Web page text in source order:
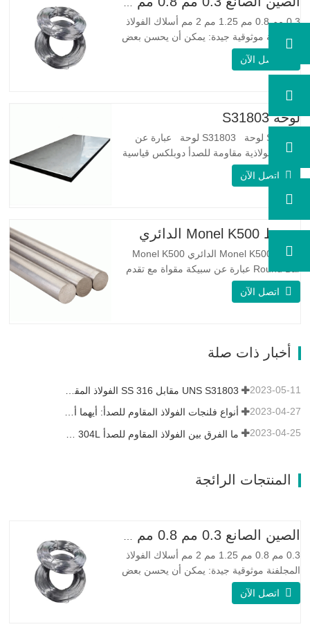
0.3 مم 0.8 مم 1.25 مم 2 مم أسلاك الفولاذ
المجلفنة موثوقية جيدة: يمكن أن يحسن بعض
العقد والنتوءات والصدأ على الأسلاك الفولاذية
مرونة جيدة: صلابة الفولاذ المجلفن جيدة جدًا،
مواصفة اسم المنتج الأسلاك المجلفنة…
اتصل الآن
لوحة S31803
S31803 لوحة S31803 لوحة عبارة عن
سبيكة فولاذية مقاومة للصدأ دوبلكس قياسية
على الوجهين. لديها بنية مجهرية من
من 34 مما يشير إلى أن مقاومة…
اتصل الآن
شريط Monel K500 الدائري
شريط Monel K500 الدائري Monel K500
Round Bar عبارة عن سبيكة مقواة مع تقدم
العمر ، ويتكون تركيبتها الأساسية من عناصر
مثل النيكل والنحاس. الذي يجمع بين مقاومة
خصائص مقاومة ممتازة للتآكل. هذه الخصائص
تشبه Monel 400.…
اتصل الآن
أخبار ذات صلة
2023-05-11
أنواع فلنجات الفولاذ المقاوم للصدأ: أيهما أفضل بالنسبة لك؟ 2023-04-27
2023-04-25
المنتجات الرائجة
0.3 مم 0.8 مم 1.25 مم 2 مم أسلاك الفولاذ
المجلفنة موثوقية جيدة: يمكن أن يحسن بعض
العقد والنتوءات والصدأ على الأسلاك الفولاذية
مرونة جيدة: صلابة الفولاذ المجلفن جيدة جدًا،
اتصل الآن